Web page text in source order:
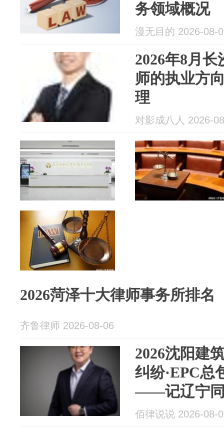
务领域概况
漫无目的 2026-08-
2026年8月
师的执业方
理
对影成八人 2026-
2026菏泽十大律师事务所排名
齐鲁律师 2026-08-06
2026沈阳建
纠纷·EPC总
——记辽宁同
合伙人韩莹
佰律说说 2026-08-